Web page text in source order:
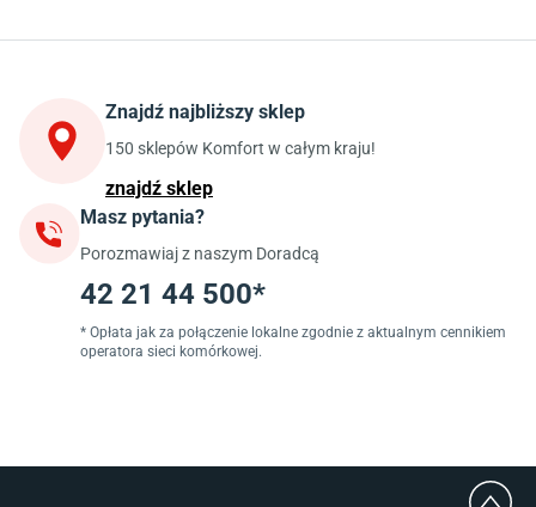
Stoły do kuchni
Szafki kuchenne wiszące (górne)
Szafki pod zlewozmywak
Blaty kuchenne laminowane
Jadalnia
Stoły do jadalni
Krzesła do jadalni
Dywany szare
Lampy w stylu loftowym
Lampy wiszące do jadalni
Znajdź najbliższy sklep
150 sklepów Komfort w całym kraju!
znajdź sklep
Masz pytania?
Porozmawiaj z naszym Doradcą
42 21 44 500*
* Opłata jak za połączenie lokalne zgodnie z aktualnym cennikiem
operatora sieci komórkowej.